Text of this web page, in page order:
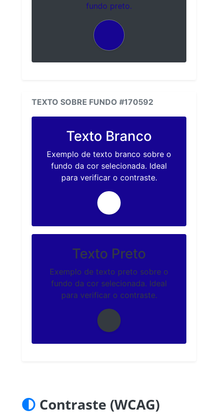
fundo preto.
TEXTO SOBRE FUNDO #170592
Texto Branco
Exemplo de texto branco sobre o
fundo da cor selecionada. Ideal
para verificar o contraste.
Texto Preto
Exemplo de texto preto sobre o
fundo da cor selecionada. Ideal
para verificar o contraste.
Contraste (WCAG)